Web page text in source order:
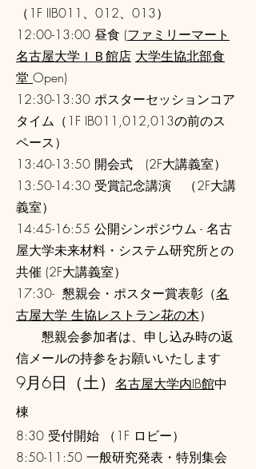
（1F IIB011、012、013）
12:00-13:00 昼食 (ファミリーマート
名古屋大学ＩＢ館店 大学生協北部食
堂 Open)
12:30-13:30 ポスターセッションコア
タイム（1F IB011,012,013の前のス
ペース）
13:40-13:50 開会式 (2F大講義室）
13:50-14:30 受賞記念講演 （2F大講
義室）
14:45-16:55 公開シンポジウム - 名古
屋大学未来材料・システム研究所との
共催 (2F大講義室）
17:30- 懇親会・ポスター賞表彰（名
古屋大学 生協レストラン花の木）
​ 懇親会参加者は、申し込み時の返
信メールの持参をお願いいたします
9月6日（土） 名古屋大学内IB館中
棟
8:30 受付開始 （1F ロビー）
8:50-11:50 一般研究発表・特別集会